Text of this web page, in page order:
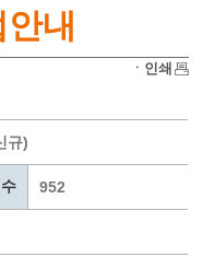
내
ㆍ인쇄
규)
952